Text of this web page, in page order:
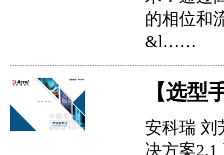
的相位和
&l……
【选型
安科瑞 刘
决方案